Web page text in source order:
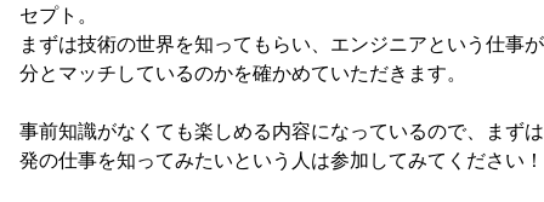
セプト。
まずは技術の世界を知ってもらい、エンジニアという仕事
分とマッチしているのかを確かめていただきます。
事前知識がなくても楽しめる内容になっているので、まず
発の仕事を知ってみたいという人は参加してみてください！